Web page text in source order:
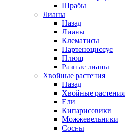
Шрабы
Лианы
Назад
Лианы
Клематисы
Партеноциссус
Плющ
Разные лианы
Хвойные растения
Назад
Хвойные растения
Ели
Кипарисовики
Можжевельники
Сосны